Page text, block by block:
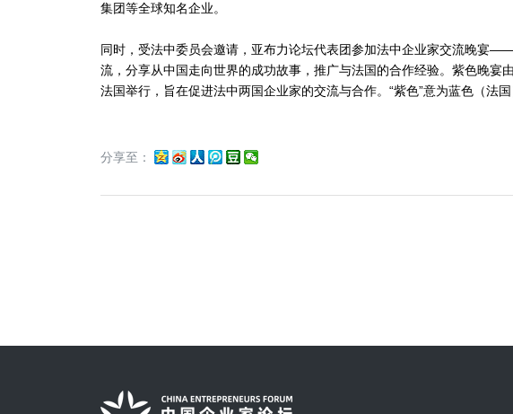
集团等全球知名企业。
同时，受法中委员会邀请，亚布力论坛代表团参加法中企业家交流晚宴
流，分享从中国走向世界的成功故事，推广与法国的合作经验。紫色晚宴
法国举行，旨在促进法中两国企业家的交流与合作。“紫色”意为蓝色（法
分享至：